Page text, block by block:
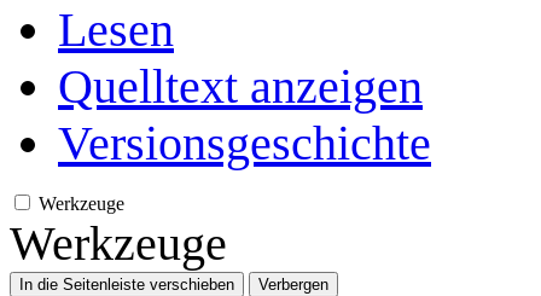
Lesen
Quelltext anzeigen
Versionsgeschichte
Werkzeuge
Werkzeuge
In die Seitenleiste verschieben Verbergen